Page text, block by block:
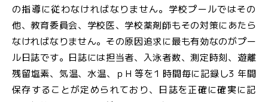
の指導に従わなければなりません。学校プールではその
他、教育委員会、学校医、学校薬剤師もその対策にあたら
なければなりません。その原因追求に最も有効なのがプー
ル日誌です。日誌には担当者、入泳者数、測定時刻、遊離
残留塩素、気温、水温、ｐH 等を1 時間毎に記録し3 年間
保存することが定められており、日誌を正確に確実に記